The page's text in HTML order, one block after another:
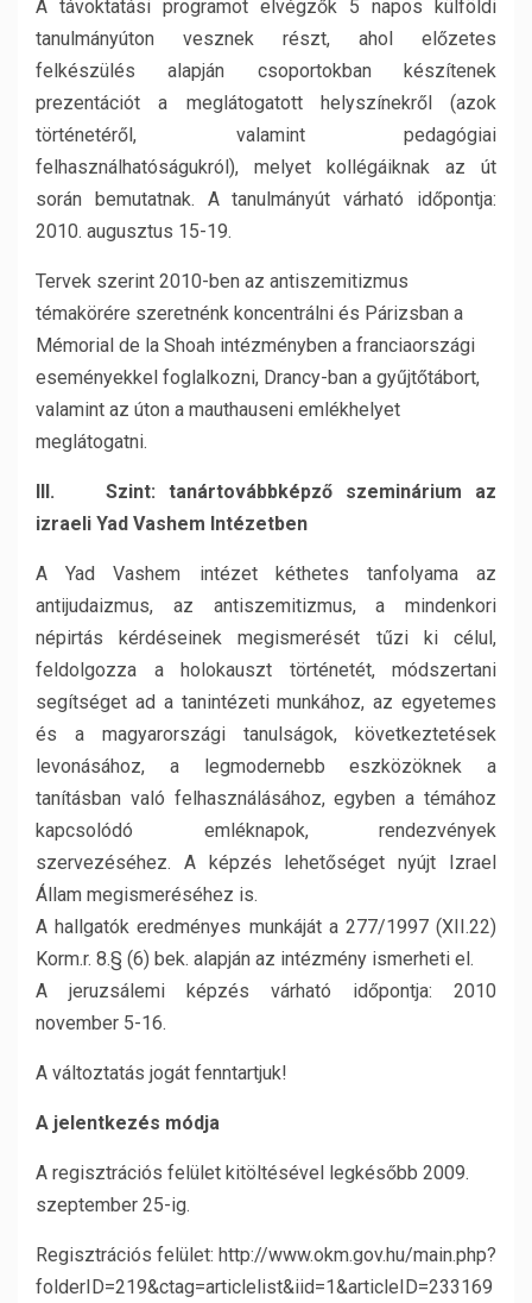
A távoktatási programot elvégzők 5 napos külföldi
tanulmányúton vesznek részt, ahol előzetes
felkészülés alapján csoportokban készítenek
prezentációt a meglátogatott helyszínekről (azok
történetéről, valamint pedagógiai
felhasználhatóságukról), melyet kollégáiknak az út
során bemutatnak. A tanulmányút várható időpontja:
2010. augusztus 15-19.
Tervek szerint 2010-ben az antiszemitizmus
témakörére szeretnénk koncentrálni és Párizsban a
Mémorial de la Shoah intézményben a franciaországi
eseményekkel foglalkozni, Drancy-ban a gyűjtőtábort,
valamint az úton a mauthauseni emlékhelyet
meglátogatni.
III. Szint: tanártovábbképző szeminárium az
izraeli Yad Vashem Intézetben
A Yad Vashem intézet kéthetes tanfolyama az
antijudaizmus, az antiszemitizmus, a mindenkori
népirtás kérdéseinek megismerését tűzi ki célul,
feldolgozza a holokauszt történetét, módszertani
segítséget ad a tanintézeti munkához, az egyetemes
és a magyarországi tanulságok, következtetések
levonásához, a legmodernebb eszközöknek a
tanításban való felhasználásához, egyben a témához
kapcsolódó emléknapok, rendezvények
szervezéséhez. A képzés lehetőséget nyújt Izrael
Állam megismeréséhez is.
A hallgatók eredményes munkáját a 277/1997 (XII.22)
Korm.r. 8.§ (6) bek. alapján az intézmény ismerheti el.
A jeruzsálemi képzés várható időpontja: 2010
november 5-16.
A változtatás jogát fenntartjuk!
A jelentkezés módja
A regisztrációs felület kitöltésével legkésőbb 2009.
szeptember 25-ig.
Regisztrációs felület: http://www.okm.gov.hu/main.php?
folderID=219&ctag=articlelist&iid=1&articleID=233169